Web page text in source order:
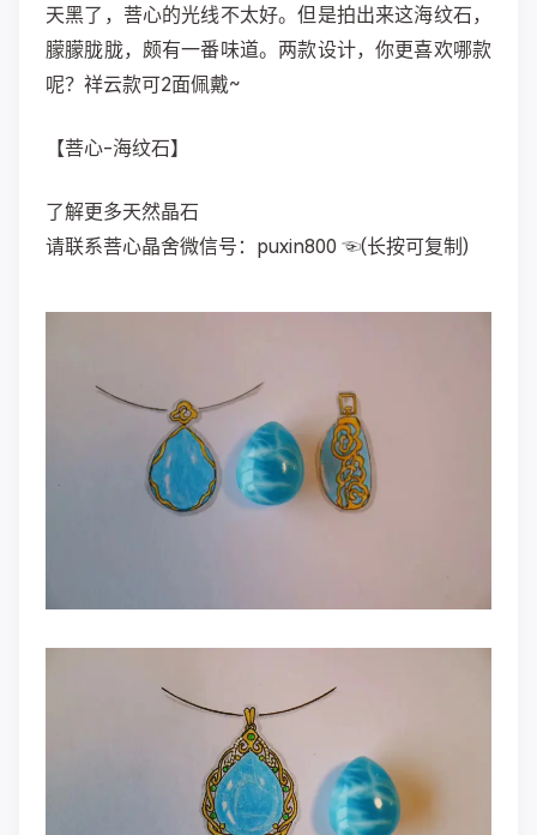
天黑了，菩心的光线不太好。但是拍出来这海纹石，
朦朦胧胧，颇有一番味道。两款设计，你更喜欢哪款
呢？祥云款可2面佩戴~
【菩心-海纹石】
了解更多天然晶石
请联系菩心晶舍微信号：puxin800 ☜(长按可复制)